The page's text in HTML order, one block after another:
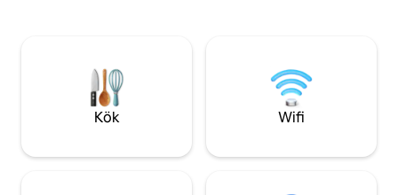
pool (delas med 1 annat lugnt boende).
Lyx: Höghastighets-WIFI, förstklassiga
varumärken och panoramautsikt.
omgiven av konst
Only
Kök Wifi